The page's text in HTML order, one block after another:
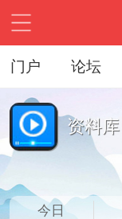
门户 论坛
资料库
今日